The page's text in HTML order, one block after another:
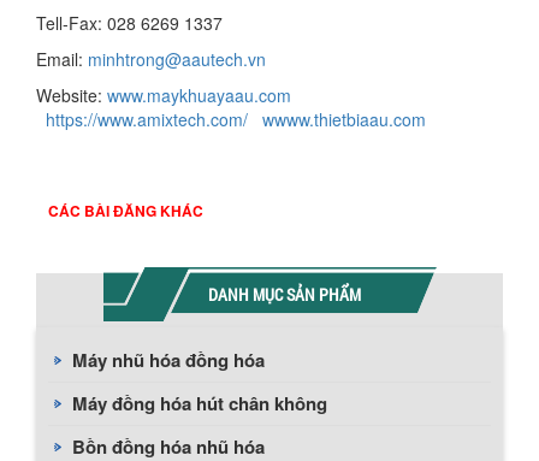
Tell-Fax: 028 6269 1337
Email: minhtrong@aautech.vn
Website: www.maykhuayaau.com
https://www.amixtech.com/ wwww.thietbiaau.com
CÁC BÀI ĐĂNG KHÁC
DANH MỤC SẢN PHẨM
Máy nhũ hóa đồng hóa
Máy đồng hóa hút chân không
Bồn đồng hóa nhũ hóa